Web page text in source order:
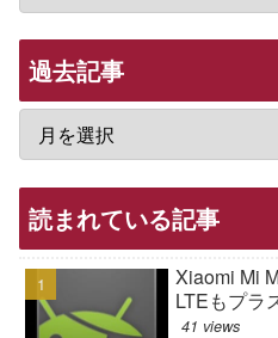
過去記事
読まれている記事
Xiaomi Mi
LTEもプラ
41 views